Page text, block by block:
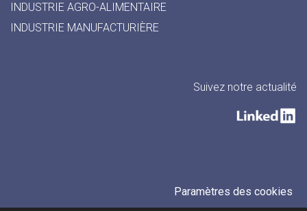
INDUSTRIE AGRO-ALIMENTAIRE
INDUSTRIE MANUFACTURIÈRE
Suivez notre actualité
Paramètres des cookies